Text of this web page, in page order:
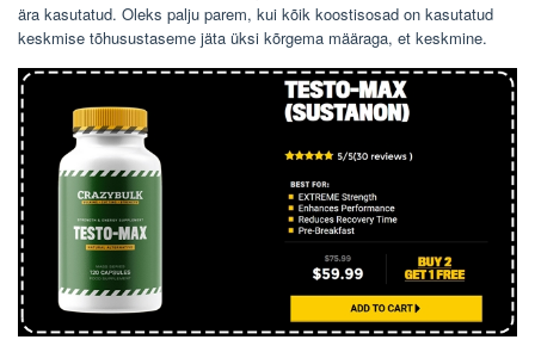
ära kasutatud. Oleks palju parem, kui kõik koostisosad on kasutatud
keskmise tõhusustaseme jäta üksi kõrgema määraga, et keskmine.